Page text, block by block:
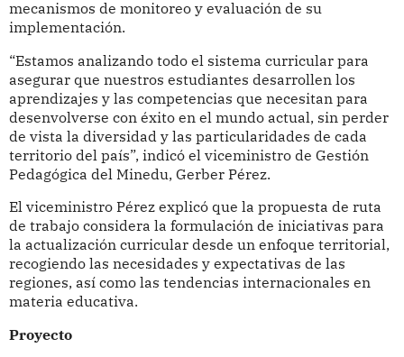
mecanismos de monitoreo y evaluación de su
implementación.
“Estamos analizando todo el sistema curricular para
asegurar que nuestros estudiantes desarrollen los
aprendizajes y las competencias que necesitan para
desenvolverse con éxito en el mundo actual, sin perder
de vista la diversidad y las particularidades de cada
territorio del país”, indicó el viceministro de Gestión
Pedagógica del Minedu, Gerber Pérez.
El viceministro Pérez explicó que la propuesta de ruta
de trabajo considera la formulación de iniciativas para
la actualización curricular desde un enfoque territorial,
recogiendo las necesidades y expectativas de las
regiones, así como las tendencias internacionales en
materia educativa.
Proyecto